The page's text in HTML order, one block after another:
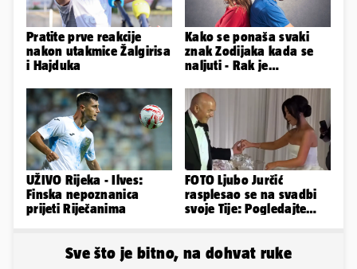
Pratite prve reakcije
nakon utakmice Žalgirisa
i Hajduka
Kako se ponaša svaki
znak Zodijaka kada se
naljuti - Rak je
oprašta
UŽIVO Rijeka - Ilves:
Finska nepoznanica
prijeti Riječanima
FOTO Ljubo Jurčić
rasplesao se na svadbi
svoje Tije: Pogledajte
Sve što je bitno, na dohvat ruke